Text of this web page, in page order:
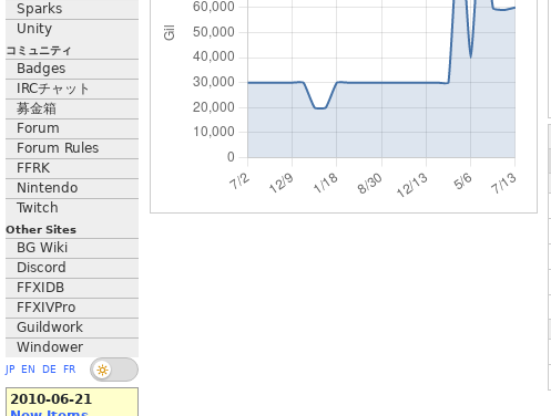
Sparks
Unity
コミュニティ
Badges
IRCチャット
募金箱
Forum
Forum Rules
FFRK
Nintendo
Twitch
Other Sites
BG Wiki
Discord
FFXIDB
FFXIVPro
Guildwork
Windower
JP EN DE FR
2010-06-21